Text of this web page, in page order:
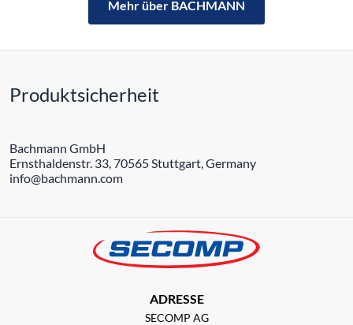
Mehr über BACHMANN
Produktsicherheit
Bachmann GmbH
Ernsthaldenstr. 33, 70565 Stuttgart, Germany
info@bachmann.com
ADRESSE
SECOMP AG